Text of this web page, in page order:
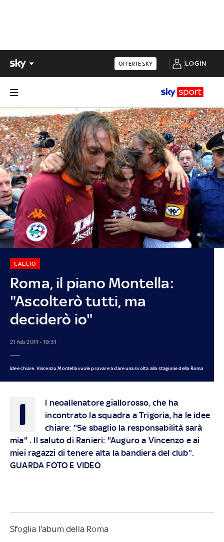
OFFERTE SKY LOGIN
Roma, il piano Montella:
"Ascolterò tutti, ma
deciderò io"
CALCIO
21 feb 2011 - 19:31
Idee chiare. Vincenzo Montella vuole provare a dare una svolta alla stagione della Roma
I
l neoallenatore giallorosso, che ha
incontrato la squadra a Trigoria, ha le idee
chiare: "Se sbaglio la responsabilità sarà
mia" . Il saluto di Ranieri: "Auguro a Vincenzo e ai
miei ragazzi di tenere alta la bandiera del club".
GUARDA FOTO E VIDEO
Sfoglia l'abum della Roma